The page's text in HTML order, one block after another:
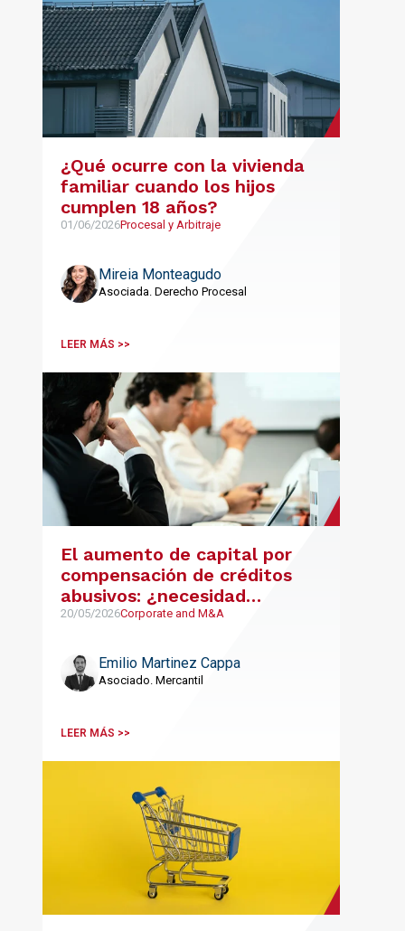
¿Qué ocurre con la vivienda
familiar cuando los hijos
cumplen 18 años?
01/06/2026Procesal y Arbitraje
Mireia Monteagudo
Asociada. Derecho Procesal
LEER MÁS >>
El aumento de capital por
compensación de créditos
abusivos: ¿necesidad
razonable o maniobra de
20/05/2026Corporate and M&A
Emilio Martinez Cappa
Asociado. Mercantil
LEER MÁS >>